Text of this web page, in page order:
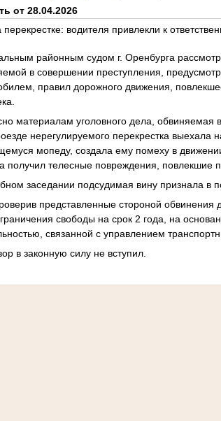
от 28.04.2026
водителя привлекли к
районным судом г. Оренбурга
в совершении преступления,
правил дорожного движения,
материалам уголовного дела,
нерегулируемого перекрестка выехала
мопеду, создала ему помеху в
получил телесные повреждения, повлекшие
заседании подсудимая вину признала в
представленные стороной обвинения
свободы на срок 2 года, на
связанной с управлением
в законную силу не вступил.